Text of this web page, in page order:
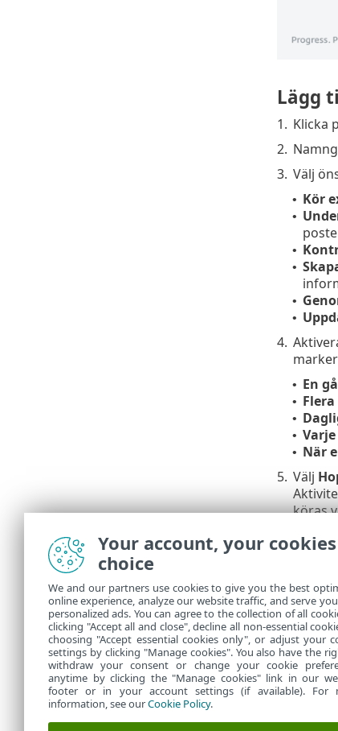
Lägg
1. Klicka
2.
3. Välj
• Kör
•
•
•
•
•
4.
• En
•
•
•
• När
5. Välj
köras
Vid
• Så
den
tiden
Om du
Your account, your cookies
choice
We and our partners use cookies to give you the best
online experience, analyze our website traffic, and serve
personalized ads. You can agree to the collection of all
clicking "Accept all and close", decline all non-essential
choosing "Accept essential cookies only", or adjust your
settings by clicking "Manage cookies". You also have the
withdraw your consent or change your cookie
anytime by clicking the "Manage cookies" link in our
footer or in your account settings (if available). For
information, see ourCookie Policy.